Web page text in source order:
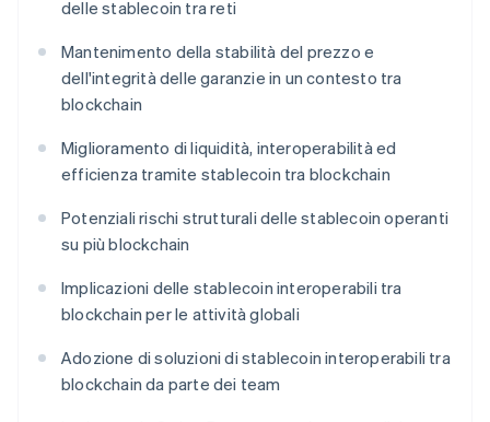
delle stablecoin tra reti
Mantenimento della stabilità del prezzo e
dell'integrità delle garanzie in un contesto tra
blockchain
Miglioramento di liquidità, interoperabilità ed
efficienza tramite stablecoin tra blockchain
Potenziali rischi strutturali delle stablecoin operanti
su più blockchain
Implicazioni delle stablecoin interoperabili tra
blockchain per le attività globali
Adozione di soluzioni di stablecoin interoperabili tra
blockchain da parte dei team